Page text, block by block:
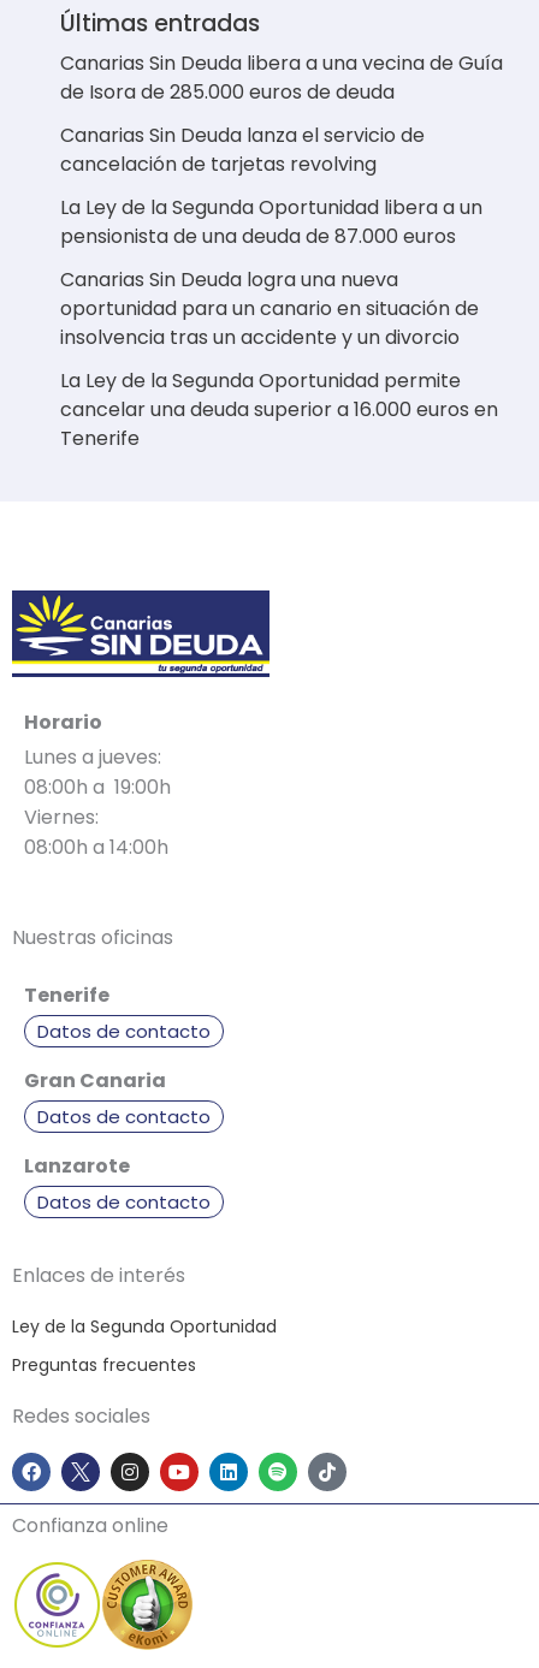
Últimas entradas
Canarias Sin Deuda libera a una vecina de Guía
de Isora de 285.000 euros de deuda
Canarias Sin Deuda lanza el servicio de
cancelación de tarjetas revolving
La Ley de la Segunda Oportunidad libera a un
pensionista de una deuda de 87.000 euros
Canarias Sin Deuda logra una nueva
oportunidad para un canario en situación de
insolvencia tras un accidente y un divorcio
La Ley de la Segunda Oportunidad permite
cancelar una deuda superior a 16.000 euros en
Tenerife
Horario
Lunes a jueves:
08:00h a 19:00h
Viernes:
08:00h a 14:00h
Nuestras oficinas
Tenerife
Datos de contacto
Gran Canaria
Datos de contacto
Lanzarote
Datos de contacto
Enlaces de interés
Ley de la Segunda Oportunidad
Preguntas frecuentes
Redes sociales
F
a
c
e
b
o
k
I
n
s
t
a
g
r
a
m
Y
o
u
e
L
i
n
S
p
o
T
i
k
Confianza online